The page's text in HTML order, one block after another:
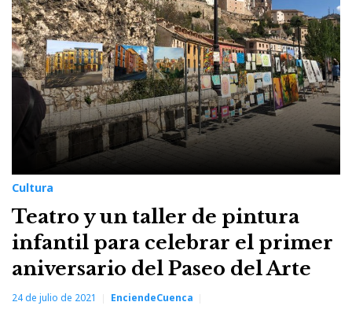
Cultura
Teatro y un taller de pintura
infantil para celebrar el primer
aniversario del Paseo del Arte
24 de julio de 2021 EnciendeCuenca